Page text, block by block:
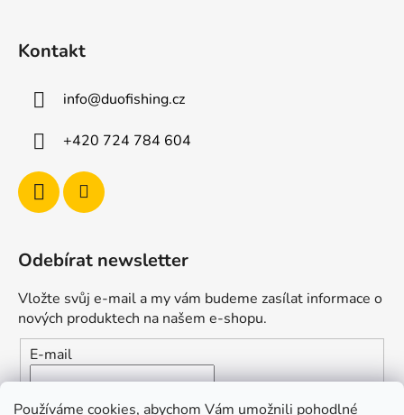
Používáme cookies, abychom Vám umožnili pohodlné
Kontakt
info@duofishing.cz
+420 724 784 604
Odebírat newsletter
Vložte svůj e-mail a my vám budeme zasílat informace o
nových produktech na našem e-shopu.
E-mail
Vložením e-mailu souhlasíte s
podmínkami ochrany